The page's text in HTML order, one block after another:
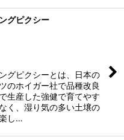
グピクシー
グピクシーとは、日本の
のホイガー社で品種改良
生産した強健で育てやす
く、湿り気の多い土壌の
し…